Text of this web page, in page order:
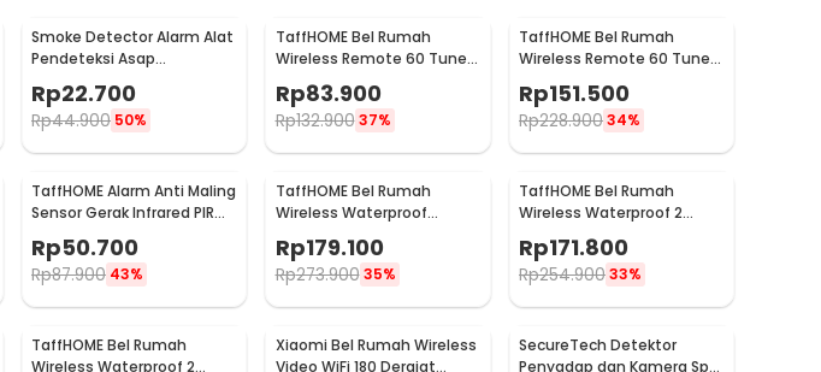
Smoke Detector Alarm Alat
Pendeteksi Asap
Kebakaran 85dB - SS-168
Rp22.700
Rp44.900 50%
TaffHOME Bel Rumah
Wireless Remote 60 Tunes
with Receiver Doorbell - A10
Rp83.900
Rp132.900 37%
TaffHOME Bel Rumah
Wireless Remote 60 Tune 2
PCS Receiver Doorbell -
A10-2
Rp151.500
Rp228.90034%
TaffHOME Alarm Anti Maling
Sensor Gerak Infrared PIR
105dB 2 Remot - YL105
Rp50.700
Rp87.900 43%
TaffHOME Bel Rumah
Wireless Waterproof
Transmitter Receiver
Doorbell - H10
Rp179.100
Rp273.900 35%
TaffHOME Bel Rumah
Wireless Waterproof 2
Transmitter Doorbell -
A10BB
Rp171.800
Rp254.90033%
TaffHOME Bel Rumah
Wireless Waterproof 2
Xiaomi Bel Rumah Wireless
Video WiFi 180 Derajat
SecureTech Detektor
Penyadap dan Kamera Spy